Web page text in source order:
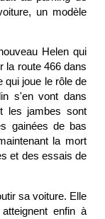
un modèle
Helen qui
la route 466 dans
qui joue le rôle de
s'en vont dans
les jambes sont
gainées de bas
la mort
et des essais de
sa voiture. Elle
enfin à